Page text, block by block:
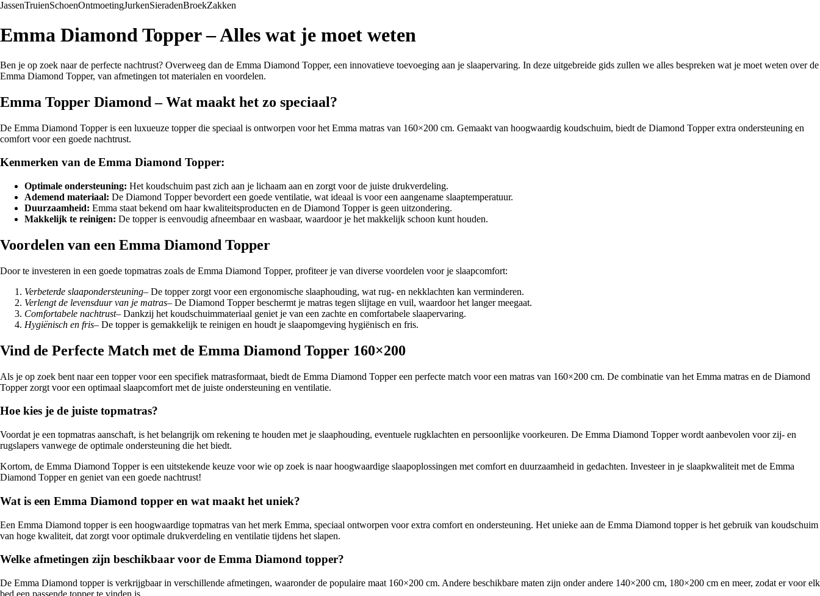
JassenTruienSchoenOntmoetingJurkenSieradenBroekZakken
Emma Diamond Topper – Alles wat je moet weten
Ben je op zoek naar de perfecte nachtrust? Overweeg dan de Emma Diamond Topper, een innovatieve toevoeging aan je slaapervaring. In deze uitgebreide gids zullen we alles bespreken wat je moet weten over de
Emma Diamond Topper, van afmetingen tot materialen en voordelen.
Emma Topper Diamond – Wat maakt het zo speciaal?
De Emma Diamond Topper is een luxueuze topper die speciaal is ontworpen voor het Emma matras van 160×200 cm. Gemaakt van hoogwaardig koudschuim, biedt de Diamond Topper extra ondersteuning en
comfort voor een goede nachtrust.
Kenmerken van de Emma Diamond Topper:
Optimale ondersteuning: Het koudschuim past zich aan je lichaam aan en zorgt voor de juiste drukverdeling.
Ademend materiaal: De Diamond Topper bevordert een goede ventilatie, wat ideaal is voor een aangename slaaptemperatuur.
Duurzaamheid: Emma staat bekend om haar kwaliteitsproducten en de Diamond Topper is geen uitzondering.
Makkelijk te reinigen: De topper is eenvoudig afneembaar en wasbaar, waardoor je het makkelijk schoon kunt houden.
Voordelen van een Emma Diamond Topper
Door te investeren in een goede topmatras zoals de Emma Diamond Topper, profiteer je van diverse voordelen voor je slaapcomfort:
Verbeterde slaapondersteuning– De topper zorgt voor een ergonomische slaaphouding, wat rug- en nekklachten kan verminderen.
Verlengt de levensduur van je matras– De Diamond Topper beschermt je matras tegen slijtage en vuil, waardoor het langer meegaat.
Comfortabele nachtrust– Dankzij het koudschuimmateriaal geniet je van een zachte en comfortabele slaapervaring.
Hygiënisch en fris– De topper is gemakkelijk te reinigen en houdt je slaapomgeving hygiënisch en fris.
Vind de Perfecte Match met de Emma Diamond Topper 160×200
Als je op zoek bent naar een topper voor een specifiek matrasformaat, biedt de Emma Diamond Topper een perfecte match voor een matras van 160×200 cm. De combinatie van het Emma matras en de Diamond
Topper zorgt voor een optimaal slaapcomfort met de juiste ondersteuning en ventilatie.
Hoe kies je de juiste topmatras?
Voordat je een topmatras aanschaft, is het belangrijk om rekening te houden met je slaaphouding, eventuele rugklachten en persoonlijke voorkeuren. De Emma Diamond Topper wordt aanbevolen voor zij- en
rugslapers vanwege de optimale ondersteuning die het biedt.
Kortom, de Emma Diamond Topper is een uitstekende keuze voor wie op zoek is naar hoogwaardige slaapoplossingen met comfort en duurzaamheid in gedachten. Investeer in je slaapkwaliteit met de Emma
Diamond Topper en geniet van een goede nachtrust!
Wat is een Emma Diamond topper en wat maakt het uniek?
Een Emma Diamond topper is een hoogwaardige topmatras van het merk Emma, speciaal ontworpen voor extra comfort en ondersteuning. Het unieke aan de Emma Diamond topper is het gebruik van koudschuim
van hoge kwaliteit, dat zorgt voor optimale drukverdeling en ventilatie tijdens het slapen.
Welke afmetingen zijn beschikbaar voor de Emma Diamond topper?
De Emma Diamond topper is verkrijgbaar in verschillende afmetingen, waaronder de populaire maat 160×200 cm. Andere beschikbare maten zijn onder andere 140×200 cm, 180×200 cm en meer, zodat er voor elk
bed een passende topper te vinden is.